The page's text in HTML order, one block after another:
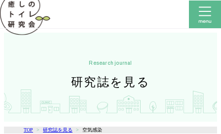
研究誌を見る
research journal
TOP 研究誌を見る 空気感染